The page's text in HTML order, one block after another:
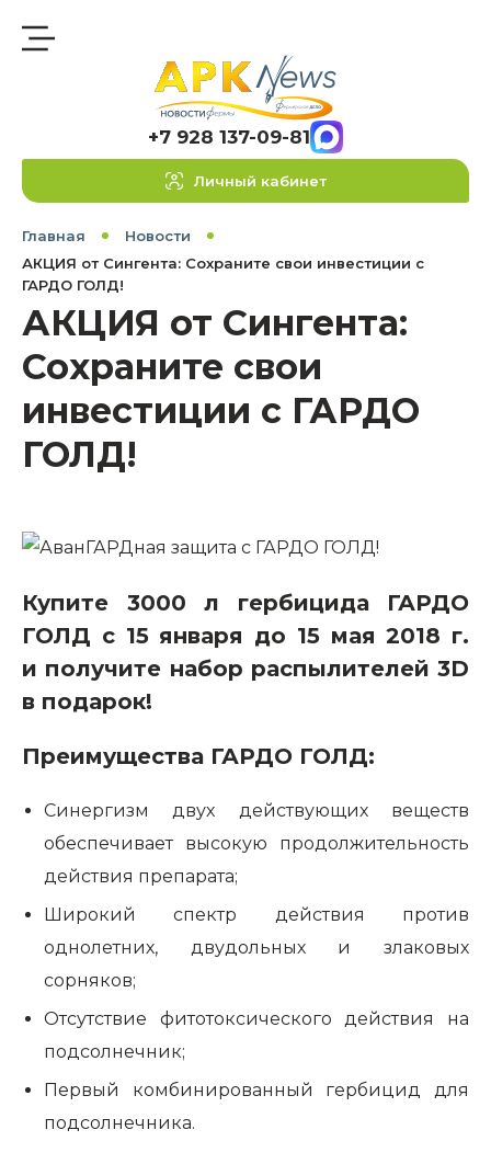
+7 928 137-09-81
Личный кабинет
Главная
Новости
АКЦИЯ от Сингента: Сохраните свои инвестиции с
ГАРДО ГОЛД!
АКЦИЯ от Сингента:
Сохраните свои
инвестиции с ГАРДО
ГОЛД!
Купите 3000 л гербицида ГАРДО
ГОЛД с 15 января до 15 мая 2018 г.
и получите набор распылителей 3D
в подарок!
Преимущества ГАРДО ГОЛД:
Синергизм двух действующих веществ
обеспечивает высокую продолжительность
действия препарата;
Широкий спектр действия против
однолетних, двудольных и злаковых
сорняков;
Отсутствие фитотоксического действия на
подсолнечник;
Первый комбинированный гербицид для
подсолнечника.